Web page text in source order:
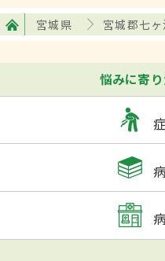
宮城県 宮城郡七ヶ
悩みに寄